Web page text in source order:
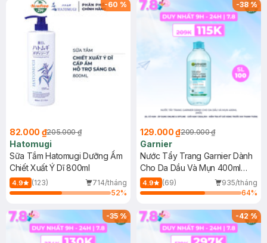
-60 %
82.000 ₫205.000 ₫
Hatomugi
Sữa Tắm Hatomugi Dưỡng Ẩm
Chiết Xuất Ý Dĩ 800ml
4.9 (123)
714/tháng
52%
-38%
129.000 ₫209.000 ₫
Garnier
Nước Tẩy Trang Garnier Dành
Cho Da Dầu Và Mụn 400ml
(Mới)
4.9 (69)
935/tháng
64%
-35% -42%